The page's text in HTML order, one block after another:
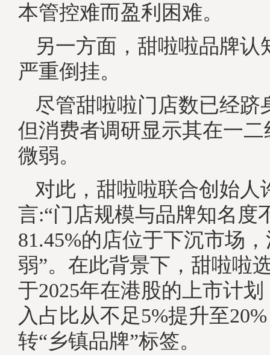
本管控难而盈利困难。
另一方面，甜啦啦品牌认
严重倒挂。
尽管甜啦啦门店数已经跻
但消费者调研显示其在一
微弱。
对此，甜啦啦联合创始人
言:“门店规模与品牌知名度
81.45%的店位于下沉市场
弱”。在此背景下，甜啦啦
于2025年在港股的上市计
入占比从不足5%提升至
转“乡镇品牌”标签。